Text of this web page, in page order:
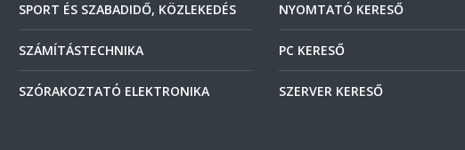
SPORT ÉS SZABADIDŐ, KÖZLEKEDÉS
SZÁMÍTÁSTECHNIKA
SZÓRAKOZTATÓ ELEKTRONIKA
NYOMTATÓ KERESŐ
PC KERESŐ
SZERVER KERESŐ